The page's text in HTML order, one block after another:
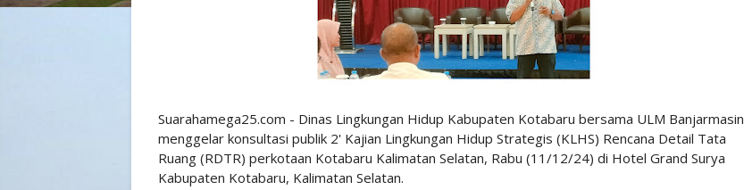
Suarahamega25.com - Dinas Lingkungan Hidup Kabupaten Kotabaru bersama ULM Banjarmasin
menggelar konsultasi publik 2' Kajian Lingkungan Hidup Strategis (KLHS) Rencana Detail Tata
Ruang (RDTR) perkotaan Kotabaru Kalimatan Selatan, Rabu (11/12/24) di Hotel Grand Surya
Kabupaten Kotabaru, Kalimatan Selatan.